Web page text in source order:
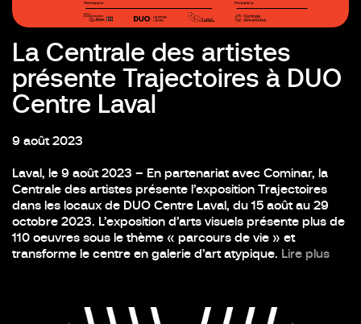
La Centrale des artistes
présente Trajectoires à DUO
Centre Laval
9 août 2023
Laval, le 9 août 2023 – En partenariat avec Cominar, la
Centrale des artistes présente l’exposition Trajectoires
dans les locaux de DUO Centre Laval, du 15 août au 29
octobre 2023. L’exposition d’arts visuels présente plus de
110 oeuvres sous le thème « parcours de vie » et
transforme le centre en galerie d’art atypique. Lire plus